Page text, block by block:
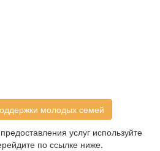
молодых семей
услуг используйте
по ссылке ниже.